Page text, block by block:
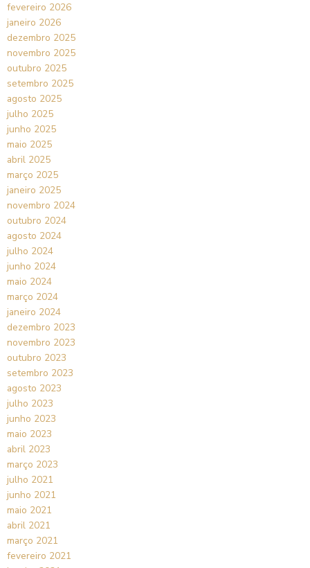
fevereiro 2026
janeiro 2026
dezembro 2025
novembro 2025
outubro 2025
setembro 2025
agosto 2025
julho 2025
junho 2025
maio 2025
abril 2025
março 2025
janeiro 2025
novembro 2024
outubro 2024
agosto 2024
julho 2024
junho 2024
maio 2024
março 2024
janeiro 2024
dezembro 2023
novembro 2023
outubro 2023
setembro 2023
agosto 2023
julho 2023
junho 2023
maio 2023
abril 2023
março 2023
julho 2021
junho 2021
maio 2021
abril 2021
março 2021
fevereiro 2021